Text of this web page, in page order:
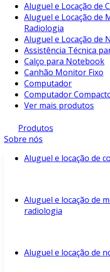
Aluguel e Locação de
Aluguel e Locação de
Radiologia
Aluguel e Locação de
Assistência Técnica
Calço para Notebook
Canhão Monitor Fixo
Computador
Computador
Ver mais produtos
Produtos
Sobre nós
Aluguel e locação de
Aluguel e locação de
radiologia
Aluguel e locação de